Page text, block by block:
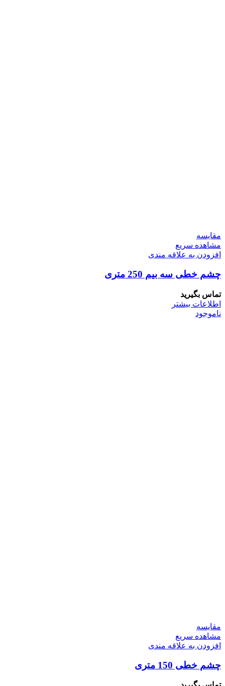
مقایسه
مشاهده سریع
افزودن به علاقه مندی
چشم خطی سه بیم 250 متری
تماس بگیرید
اطلاعات بیشتر
ناموجود
مقایسه
مشاهده سریع
افزودن به علاقه مندی
چشم خطی 150 متری